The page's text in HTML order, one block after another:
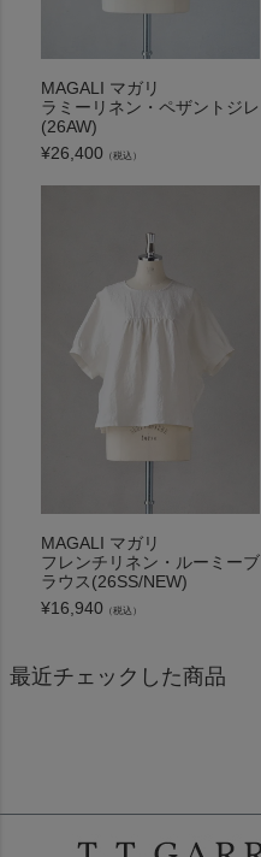
MAGALI マガリ
ラミーリネン・ペザントジレ
(26AW)
¥26,400 （税込）
MAGALI マガリ
フレンチリネン・ルーミーブ
ラウス(26SS/NEW)
¥16,940 （税込）
最近チェックした商品